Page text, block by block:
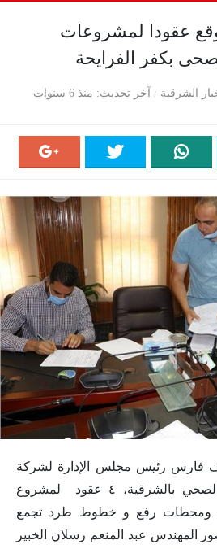
عقودا لمشروعات
بكفر الفرايحة
الشرقية آخر تحديث منذ 6 سنوات
فارس رئيس مجلس الإدارة لشركة
مياه الشرب والصرف الصحي بالشرقية، ٤ عقود لمشروع
ومحطات رفع و خطوط طرد تجمع
المهندس عبد المنعم رسلان الخبير